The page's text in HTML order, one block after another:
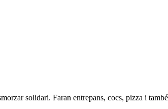
solidari. Faran entrepans, cocs, pizza i